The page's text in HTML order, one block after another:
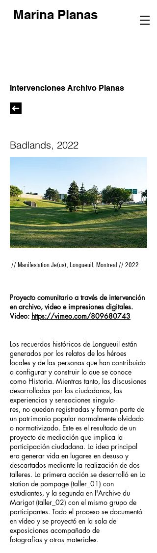
Marina Planas
Intervenciones Archivo Planas
Badlands, 2022
// Manifestation Je(us), Longueuil, Montreal // 2022
Proyecto comunitario a través de intervención
en archivo, video e impresiones digitales.
Video: https://vimeo.com/809680743
Los recuerdos históricos de Longueuil están
generados por los relatos de los héroes
locales y de las personas que han contribuido
a configurar y construir lo que se conoce
como Historia. Mientras tanto, las discusiones
desarrolladas por los ciudadanos, las
experiencias y sensaciones singula-
res, no quedan registradas y forman parte de
un patrimonio popular normalmente olvidado
o normativizado. Este es el resultado de un
proyecto de mediación que implica la
participación ciudadana. La idea principal
era generar vida en lugares en desuso y
descartados mediante la realización de dos
talleres. La primera acción se desarrolló en La
station de pompage (taller_01) con
estudiantes, y la segunda en l'Archive du
Marigot (taller_02) con el mismo grupo de
participantes. Todo el proceso se documentó
en vídeo y se proyectó en la sala de
exposiciones acompañado de
fotografías y otros materiales.